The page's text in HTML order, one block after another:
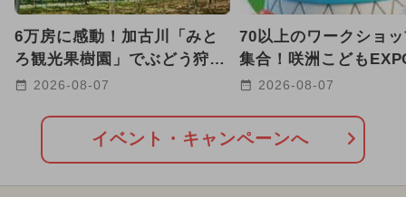
6万房に感動！加古川「みと
ろ観光果樹園」でぶどう狩
り シャインマスカットの販
2026-08-07
70以上のワークショ
集合！咲洲こども
が10月24日・25日に
2026-08-07
イベント・キャンペーンへ